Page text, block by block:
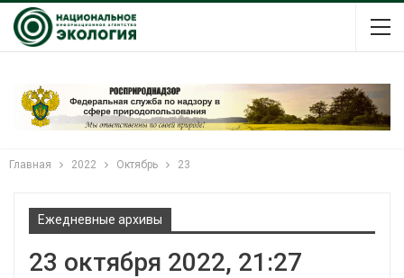
Главная 2022 Октябрь 23
Ежедневные архивы
23 октября 2022, 21:27